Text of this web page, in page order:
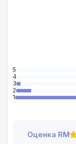
5
4
3
2
1
Оценка RM